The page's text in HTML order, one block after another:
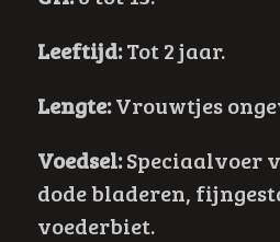
Leeftijd:Tot 2 jaar.
Lengte:Vrouwtjes
Voedsel:Speciaalvoer
dode bladeren,
voederbiet.